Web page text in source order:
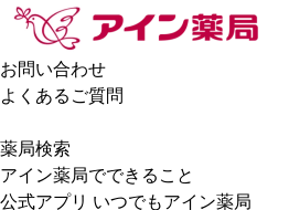
お問い合わせ
よくあるご質問
薬局検索
アイン薬局でできること
公式アプリ いつでもアイン薬局